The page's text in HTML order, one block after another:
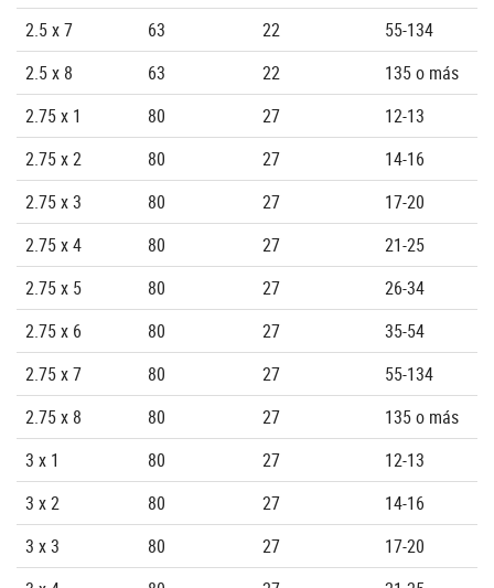
2.5 x 7
63 22
55-134
2.5 x 8
63 22
135 o más
2.75 x 1
80 27
12-13
2.75 x 2
80 27
14-16
2.75 x 3
80 27
17-20
2.75 x 4
80 27
21-25
2.75 x 5
80 27
26-34
2.75 x 6
80 27
35-54
2.75 x 7
80 27
55-134
2.75 x 8
80 27
135 o más
3 x 1
80 27
12-13
3 x 2
80 27
14-16
3 x 3
80 27
17-20